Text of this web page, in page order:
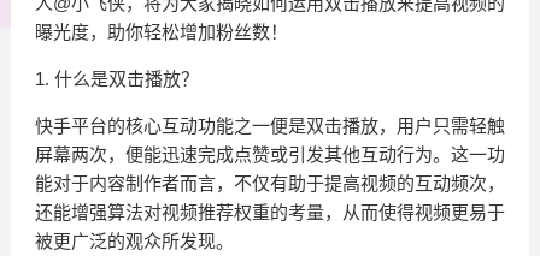
曝光度，助你轻松增加粉丝数！
1. 什么是双击播放？
快手平台的核心互动功能之一便是双击播放，用户只需轻触
屏幕两次，便能迅速完成点赞或引发其他互动行为。这一功
能对于内容制作者而言，不仅有助于提高视频的互动频次，
还能增强算法对视频推荐权重的考量，从而使得视频更易于
被更广泛的观众所发现。